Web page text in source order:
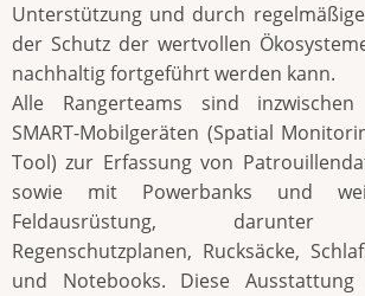
Unterstützung und durch
der Schutz der wertvollen
nachhaltig fortgeführt werden kann.
Alle Rangerteams sind
SMART-Mobilgeräten (Spatial
Tool) zur Erfassung von
sowie mit Powerbanks und
Feldausrüstung, darunter
Regenschutzplanen, Rucksäcke,
und Notebooks. Diese